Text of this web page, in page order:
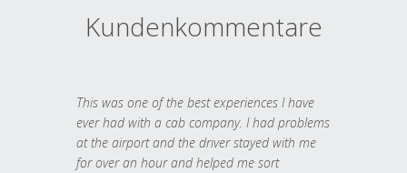
Kundenkommentare
This was one of the best experiences I have
ever had with a cab company. I had problems
at the airport and the driver stayed with me
for over an hour and helped me sort